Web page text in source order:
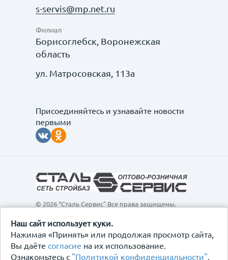
Наш сайт использует куки.
Нажимая «Принять» или продолжая просмотр сайта,
Вы даёте согласие на их использование.
Ознакомьтесь с "Политикой конфиденциальности".
s-servis@mp.net.ru
Филиал
Борисоглебск, Воронежская
область
ул. Матросовская, 113а
Присоединяйтесь и узнавайте новости
первыми
© 2026 “Сталь Сервис" Все права защищены.
интернет-сайт, а также вся информация о товарах и
ценах, предоставленная на нём, носит
исключительно информационный характер и ни при
каких условиях не является публичной офертой,
определяемой положениями Статьи 437